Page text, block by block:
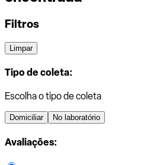
Filtros
Limpar
Tipo de coleta:
Escolha o tipo de coleta
Domiciliar No laboratório
Avaliações: